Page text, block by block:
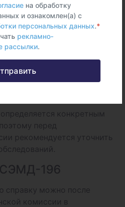
и спортом;
предусматривающими
конкретным
перед
рекомендуется уточнить
196
справку можно после
комиссии в
на обработку
и ознакомлен(а) с
персональных данных.*
рекламно-
рассылки.